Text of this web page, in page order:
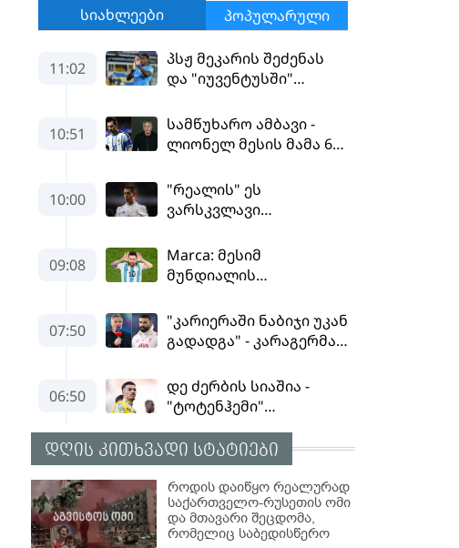
დღის კითხვადი სტატიები
როდის დაიწყო რეალურად
საქართველო-რუსეთის ომი
და მთავარი შეცდომა,
რომელიც საბედისწერო